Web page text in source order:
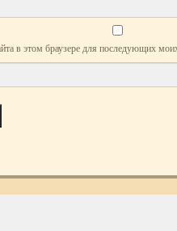
в этом браузере для последующих